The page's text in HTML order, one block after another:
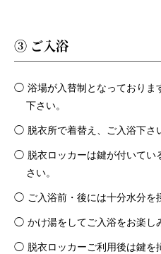
③ ご入浴
浴場が入替制となっておりま
下さい。
脱衣所で着替え、ご入浴下さ
脱衣ロッカーは鍵が付いて
さい。
ご入浴前・後には十分水分を
かけ湯をしてご入浴をお楽し
脱衣ロッカーご利用後は鍵を